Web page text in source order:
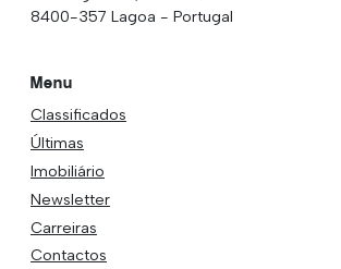
8400-357 Lagoa - Portugal
Menu
Classificados
Últimas
Imobiliário
Newsletter
Carreiras
Contactos